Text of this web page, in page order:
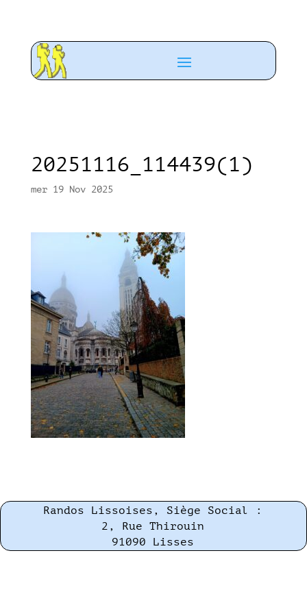
20251116_114439(1)
mer 19 Nov 2025
Randos Lissoises, Siège Social :
2, Rue Thirouin
91090 Lisses